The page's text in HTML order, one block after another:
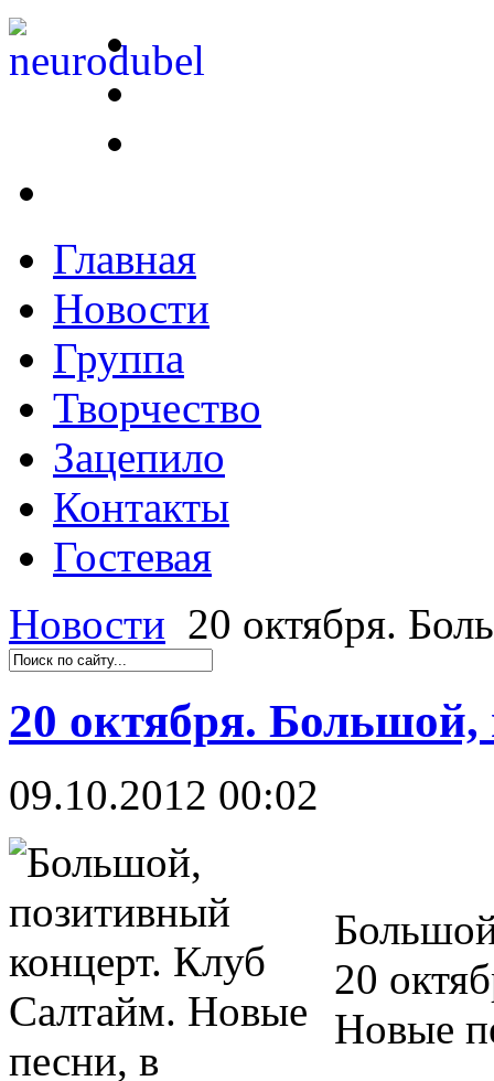
Главная
Новости
Группа
Творчество
Зацепило
Контакты
Гостевая
Новости 20 октября.
20 октября.
09.10.2012 00:02
20
Новые